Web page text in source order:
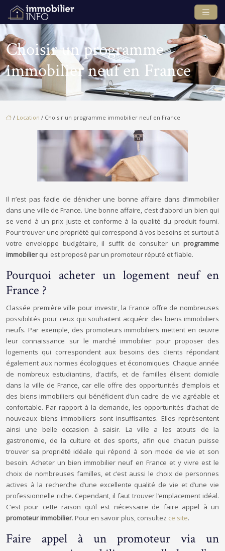
Choisir un programme
immobilier neuf en France
/ Location / Choisir un programme immobilier neuf en France
Il n’est pas facile de dénicher une bonne affaire dans d’immobilier
dans une ville de France. Une bonne affaire, c’est d’abord un bien qui
se vend à un prix juste et conforme à la qualité du produit fourni.
Pour trouver une propriété qui correspond à vos besoins et surtout à
votre enveloppe budgétaire, il suffit de consulter un programme
immobilierqui est proposé par un promoteur réputé et fiable.
Pourquoi acheter un logement neuf en
France ?
Classée première ville pour investir, la France offre de nombreuses
possibilités pour ceux qui souhaitent acquérir des biens immobiliers
neufs. Par exemple, des promoteurs immobiliers mettent en œuvre
leur connaissance sur le marché immobilier pour proposer des
logements qui correspondent aux besoins des clients répondant
également aux normes écologiques et économiques. Chaque année
de nombreux estudiantins, d’actifs, et de familles élisent domicile
dans la ville de France, car elle offre des opportunités d’emplois et
des biens immobiliers qui bénéficient d’un cadre de vie agréable et
confortable. Par rapport à la demande, les opportunités d’achat de
nouveaux biens immobiliers sont insuffisantes. Elles représentent
ainsi une belle occasion à saisir. La ville a les atouts de la
gastronomie, de la culture et des sports, afin que chacun puisse
trouver sa propriété idéale qui répond à son mode de vie et son
besoin. Acheter un bien immobilier neuf en France et y vivre est le
choix de nombreuses familles, et c’est aussi le choix de personnes
actives à la recherche d’une excellente qualité de vie et d’une vie
professionnelle riche. Cependant, il faut trouver l’emplacement idéal.
C’est pour cette raison qu’il est nécessaire de faire appel à un
promoteur immobilier. Pour en savoir plus, consultez ce site.
Faire appel à un promoteur via un